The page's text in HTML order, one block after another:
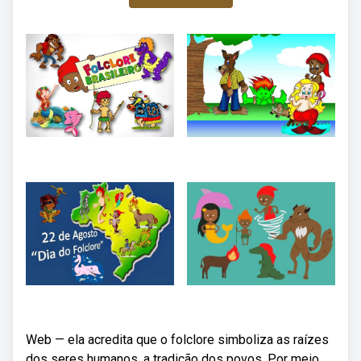
Web — ela acredita que o folclore simboliza as raízes